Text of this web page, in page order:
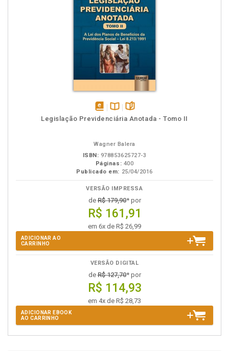
disponívelDisponível
páginas
Legislação Previdenciária Anotada - Tomo II
Wagner Balera
ISBN: 978853625727-3
Páginas: 400
Publicado em: 25/04/2016
VERSÃO IMPRESSA
deR$ 179,90* por
R$ 161,91
em 6x de R$ 26,99
ADICIONAR AO
CARRINHO
VERSÃO DIGITAL
deR$ 127,70* por
R$ 114,93
em 4x de R$ 28,73
ADICIONAR EBOOK
AO CARRINHO